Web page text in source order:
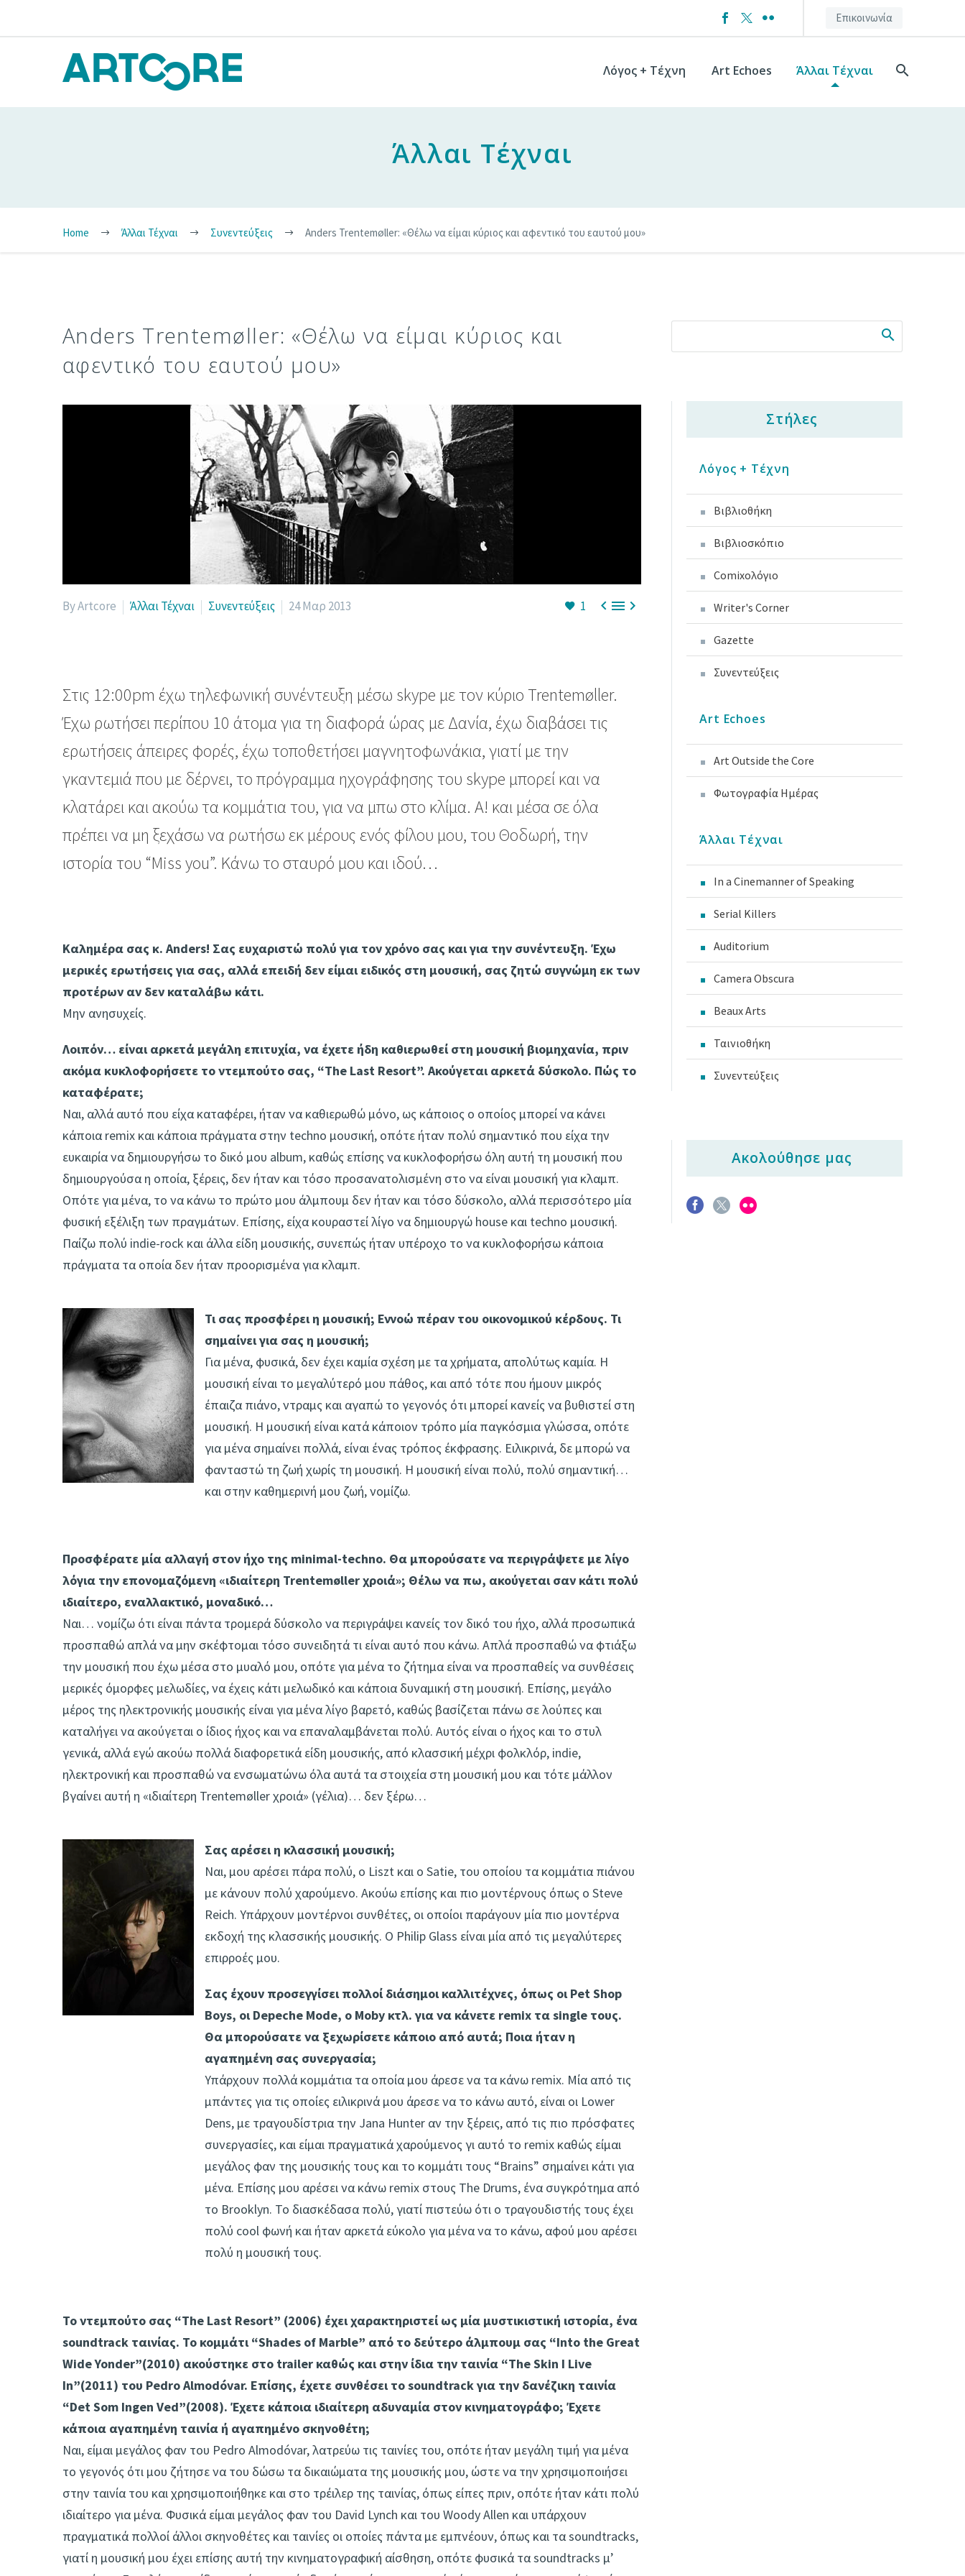
Επικοινωνία
Λόγος + Τέχνη Art Echoes Άλλαι Τέχναι
Άλλαι Τέχναι
Home Άλλαι Τέχναι Συνεντεύξεις Anders Trentemøller: «Θέλω να είμαι κύριος και αφεντικό του εαυτού μου»
Anders Trentemøller: «Θέλω να είμαι κύριος και
αφεντικό του εαυτού μου»
1 
By Artcore Άλλαι Τέχναι Συνεντεύξεις 24 Μαρ 2013
Στις 12:00pm έχω τηλεφωνική συνέντευξη μέσω skype με τον κύριο Trentemøller.
Έχω ρωτήσει περίπου 10 άτομα για τη διαφορά ώρας με Δανία, έχω διαβάσει τις
ερωτήσεις άπειρες φορές, έχω τοποθετήσει μαγνητοφωνάκια, γιατί με την
γκαντεμιά που με δέρνει, το πρόγραμμα ηχογράφησης του skype μπορεί και να
κλατάρει και ακούω τα κομμάτια του, για να μπω στο κλίμα. Α! και μέσα σε όλα
πρέπει να μη ξεχάσω να ρωτήσω εκ μέρους ενός φίλου μου, του Θοδωρή, την
ιστορία του “Miss you”. Κάνω το σταυρό μου και ιδού…
Καλημέρα σας κ. Anders! Σας ευχαριστώ πολύ για τον χρόνο σας και για την συνέντευξη. Έχω
μερικές ερωτήσεις για σας, αλλά επειδή δεν είμαι ειδικός στη μουσική, σας ζητώ συγνώμη εκ των
προτέρων αν δεν καταλάβω κάτι.
Μην ανησυχείς.
Λοιπόν… είναι αρκετά μεγάλη επιτυχία, να έχετε ήδη καθιερωθεί στη μουσική βιομηχανία, πριν
ακόμα κυκλοφορήσετε το ντεμπούτο σας, “The Last Resort”. Ακούγεται αρκετά δύσκολο. Πώς το
καταφέρατε;
Ναι, αλλά αυτό που είχα καταφέρει, ήταν να καθιερωθώ μόνο, ως κάποιος ο οποίος μπορεί να κάνει
κάποια remix και κάποια πράγματα στην techno μουσική, οπότε ήταν πολύ σημαντικό που είχα την
ευκαιρία να δημιουργήσω το δικό μου album, καθώς επίσης να κυκλοφορήσω όλη αυτή τη μουσική που
δημιουργούσα η οποία, ξέρεις, δεν ήταν και τόσο προσανατολισμένη στο να είναι μουσική για κλαμπ.
Οπότε για μένα, το να κάνω το πρώτο μου άλμπουμ δεν ήταν και τόσο δύσκολο, αλλά περισσότερο μία
φυσική εξέλιξη των πραγμάτων. Επίσης, είχα κουραστεί λίγο να δημιουργώ house και techno μουσική.
Παίζω πολύ indie-rock και άλλα είδη μουσικής, συνεπώς ήταν υπέροχο το να κυκλοφορήσω κάποια
πράγματα τα οποία δεν ήταν προορισμένα για κλαμπ.
Τι σας προσφέρει η μουσική; Εννοώ πέραν του οικονομικού κέρδους. Τι
σημαίνει για σας η μουσική;
Για μένα, φυσικά, δεν έχει καμία σχέση με τα χρήματα, απολύτως καμία. Η
μουσική είναι το μεγαλύτερό μου πάθος, και από τότε που ήμουν μικρός
έπαιζα πιάνο, ντραμς και αγαπώ το γεγονός ότι μπορεί κανείς να βυθιστεί στη
μουσική. Η μουσική είναι κατά κάποιον τρόπο μία παγκόσμια γλώσσα, οπότε
για μένα σημαίνει πολλά, είναι ένας τρόπος έκφρασης. Ειλικρινά, δε μπορώ να
φανταστώ τη ζωή χωρίς τη μουσική. Η μουσική είναι πολύ, πολύ σημαντική…
και στην καθημερινή μου ζωή, νομίζω.
Προσφέρατε μία αλλαγή στον ήχο της minimal-techno. Θα μπορούσατε να περιγράψετε με λίγο
λόγια την επονομαζόμενη «ιδιαίτερη Trentemøller χροιά»; Θέλω να πω, ακούγεται σαν κάτι πολύ
ιδιαίτερο, εναλλακτικό, μοναδικό…
Ναι… νομίζω ότι είναι πάντα τρομερά δύσκολο να περιγράψει κανείς τον δικό του ήχο, αλλά προσωπικά
προσπαθώ απλά να μην σκέφτομαι τόσο συνειδητά τι είναι αυτό που κάνω. Απλά προσπαθώ να φτιάξω
την μουσική που έχω μέσα στο μυαλό μου, οπότε για μένα το ζήτημα είναι να προσπαθείς να συνθέσεις
μερικές όμορφες μελωδίες, να έχεις κάτι μελωδικό και κάπoια δυναμική στη μουσική. Επίσης, μεγάλο
μέρος της ηλεκτρονικής μουσικής είναι για μένα λίγο βαρετό, καθώς βασίζεται πάνω σε λούπες και
καταλήγει να ακούγεται ο ίδιος ήχος και να επαναλαμβάνεται πολύ. Αυτός είναι ο ήχος και το στυλ
γενικά, αλλά εγώ ακούω πολλά διαφορετικά είδη μουσικής, από κλασσική μέχρι φολκλόρ, indie,
ηλεκτρονική και προσπαθώ να ενσωματώνω όλα αυτά τα στοιχεία στη μουσική μου και τότε μάλλον
βγαίνει αυτή η «ιδιαίτερη Trentemøller χροιά» (γέλια)… δεν ξέρω…
Σας αρέσει η κλασσική μουσική;
Ναι, μου αρέσει πάρα πολύ, o Liszt και ο Satie, του οποίου τα κομμάτια πιάνου
με κάνουν πολύ χαρούμενο. Ακούω επίσης και πιο μοντέρνους όπως ο Steve
Reich. Υπάρχουν μοντέρνοι συνθέτες, οι οποίοι παράγουν μία πιο μοντέρνα
εκδοχή της κλασσικής μουσικής. Ο Philip Glass είναι μία από τις μεγαλύτερες
επιρροές μου.
Σας έχουν προσεγγίσει πολλοί διάσημοι καλλιτέχνες, όπως οι Pet Shop
Boys, οι Depeche Mode, ο Moby κτλ. για να κάνετε remix τα single τους.
Θα μπορούσατε να ξεχωρίσετε κάποιο από αυτά; Ποια ήταν η
αγαπημένη σας συνεργασία;
Υπάρχουν πολλά κομμάτια τα οποία μου άρεσε να τα κάνω remix. Μία από τις
μπάντες για τις οποίες ειλικρινά μου άρεσε να το κάνω αυτό, είναι οι Lower
Dens, με τραγουδίστρια την Jana Hunter αν την ξέρεις, από τις πιο πρόσφατες
συνεργασίες, και είμαι πραγματικά χαρούμενος γι αυτό το remix καθώς είμαι
μεγάλος φαν της μουσικής τους και το κομμάτι τους “Brains” σημαίνει κάτι για
μένα. Επίσης μου αρέσει να κάνω remix στους The Drums, ένα συγκρότημα από
το Brooklyn. Το διασκέδασα πολύ, γιατί πιστεύω ότι ο τραγουδιστής τους έχει
πολύ cool φωνή και ήταν αρκετά εύκολο για μένα να το κάνω, αφού μου αρέσει
πολύ η μουσική τους.
Το ντεμπούτο σας “The Last Resort” (2006) έχει χαρακτηριστεί ως μία μυστικιστική ιστορία, ένα
soundtrack ταινίας. Το κομμάτι “Shades of Marble” από το δεύτερο άλμπουμ σας “Into the Great
Wide Yonder”(2010) ακούστηκε στο trailer καθώς και στην ίδια την ταινία “The Skin I Live
In”(2011) του Pedro Almodóvar. Επίσης, έχετε συνθέσει το soundtrack για την δανέζικη ταινία
“Det Som Ingen Ved”(2008). Έχετε κάποια ιδιαίτερη αδυναμία στον κινηματογράφο; Έχετε
κάποια αγαπημένη ταινία ή αγαπημένο σκηνοθέτη;
Ναι, είμαι μεγάλος φαν του Pedro Almodóvar, λατρεύω τις ταινίες του, οπότε ήταν μεγάλη τιμή για μένα
το γεγονός ότι μου ζήτησε να του δώσω τα δικαιώματα της μουσικής μου, ώστε να την χρησιμοποιήσει
στην ταινία του και χρησιμοποιήθηκε και στο τρέιλερ της ταινίας, όπως είπες πριν, οπότε ήταν κάτι πολύ
ιδιαίτερο για μένα. Φυσικά είμαι μεγάλος φαν του David Lynch και του Woody Allen και υπάρχουν
πραγματικά πολλοί άλλοι σκηνοθέτες και ταινίες οι οποίες πάντα με εμπνέουν, όπως και τα soundtracks,
γιατί η μουσική μου έχει επίσης αυτή την κινηματογραφική αίσθηση, οπότε φυσικά τα soundtracks μ’
Στήλες
Λόγος + Τέχνη
Βιβλιοθήκη
Βιβλιοσκόπιο
Comixoλόγιο
Writer's Corner
Gazette
Συνεντεύξεις
Art Echoes
Art Outside the Core
Φωτογραφία Ημέρας
Άλλαι Τέχναι
In a Cinemanner of Speaking
Serial Killers
Auditorium
Camera Obscura
Beaux Arts
Ταινιοθήκη
Συνεντεύξεις
Ακολούθησε μας